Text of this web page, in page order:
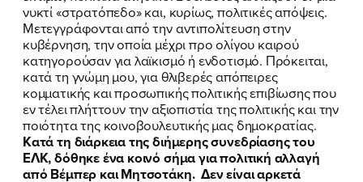
FB IN TW YT LN VB TIKTOK
νυκτί «στρατόπεδο» και, κυρίως, πολιτικές απόψεις.
Μετεγγράφονται από την αντιπολίτευση στην
κυβέρνηση, την οποία μέχρι προ ολίγου καιρού
κατηγορούσαν για λαϊκισμό ή ενδοτισμό. Πρόκειται,
κατά τη γνώμη μου, για θλιβερές απόπειρες
κομματικής και προσωπικής πολιτικής επιβίωσης που
εν τέλει πλήττουν την αξιοπιστία της πολιτικής και την
ποιότητα της κοινοβουλευτικής μας δημοκρατίας.
Κατά τη διάρκεια της διήμερης συνεδρίασης του
ΕΛΚ, δόθηκε ένα κοινό σήμα για πολιτική αλλαγή
από Βέμπερ και Μητσοτάκη. Δεν είναι αρκετά